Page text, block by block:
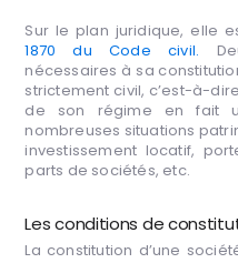
Sur le plan juridique, elle
1870 du Code civil.
nécessaires à sa
strictement civil, c’est-à-
de son régime en fait
nombreuses situations
investissement locatif,
parts de sociétés, etc.
Les conditions de
La constitution d’une